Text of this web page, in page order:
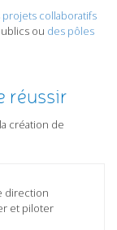
projets collaboratifs
ou des pôles
réussir
création de
direction
et piloter